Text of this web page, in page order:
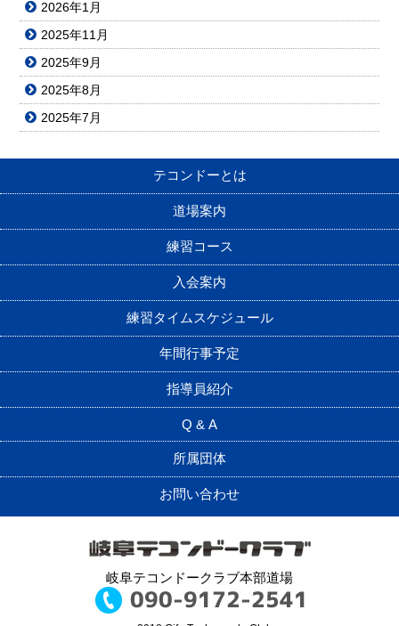
2026年1月
2025年11月
2025年9月
2025年8月
2025年7月
テコンドーとは
道場案内
練習コース
入会案内
練習タイムスケジュール
年間行事予定
指導員紹介
Q & A
所属団体
お問い合わせ
岐阜テコンドークラブ本部道場